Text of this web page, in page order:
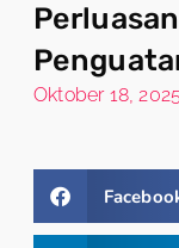
Oktober 18, 2025